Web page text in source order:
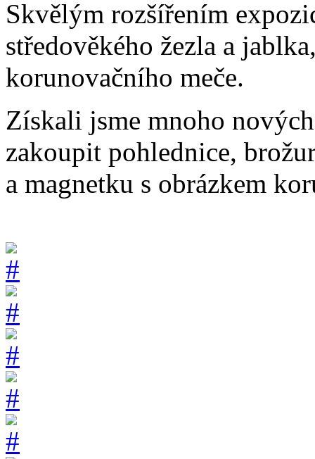
Skvělým rozšířením
středověkého žezla a
korunovačního meče.
Získali jsme mnoho
zakoupit pohlednice,
a magnetku s obrázkem